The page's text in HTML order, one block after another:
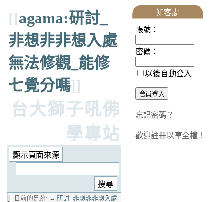
[[agama:研討_
非想非非想入處
無法修觀_能修
七覺分嗎]]
台大獅子吼佛
學專站
目前的足跡: → 研討_非想非非想入處
知客處
帳號：
密碼：
以後自動登入
忘記密碼？
歡迎註冊以享全權！